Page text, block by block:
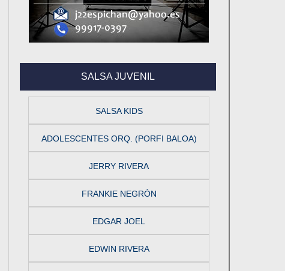
SALSA JUVENIL
SALSA KIDS
ADOLESCENTES ORQ. (PORFI BALOA)
JERRY RIVERA
FRANKIE NEGRÓN
EDGAR JOEL
EDWIN RIVERA